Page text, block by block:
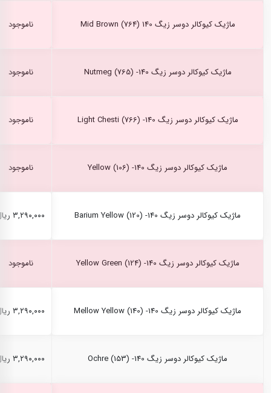
ماژیک کیوکالر دوسر زیگ Mid Brown (764) 140 ناموجود
ماژیک کیوکالر دوسر زیگ Nutmeg (765) -140 ناموجود
ماژیک کیوکالر دوسر زیگ Light Chesti (766) -140 ناموجود
ماژیک کیوکالر دوسر زیگ Yellow (106) -140 ناموجود
ماژیک کیوکالر دوسر زیگ Barium Yellow (120) -140 ۳,۲۹۰,۰۰۰ ریال
ماژیک کیوکالر دوسر زیگ Yellow Green (124) -140 ناموجود
ماژیک کیوکالر دوسر زیگ Mellow Yellow (140) -140 ۳,۲۹۰,۰۰۰ ریال
ماژیک کیوکالر دوسر زیگ Ochre (153) -140 ۳,۲۹۰,۰۰۰ ریال